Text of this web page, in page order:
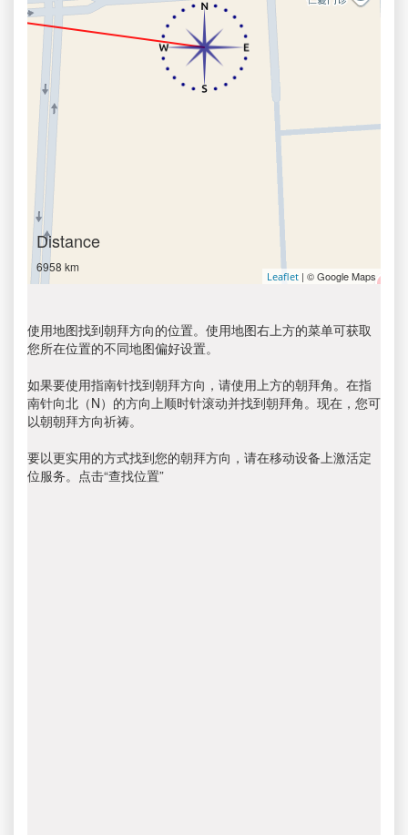
Distance
6958 km
Leaflet | © Google Maps
使用地图找到朝拜方向的位置。使用地图右上方的菜单可获取
您所在位置的不同地图偏好设置。
如果要使用指南针找到朝拜方向，请使用上方的朝拜角。在指
南针向北（N）的方向上顺时针滚动并找到朝拜角。现在，您可
以朝朝拜方向祈祷。
要以更实用的方式找到您的朝拜方向，请在移动设备上激活定
位服务。点击“查找位置”